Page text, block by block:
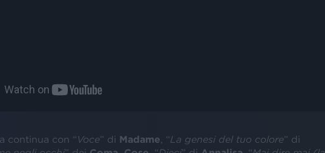
continua con “Voce” di Madame , “La genesi del tuo colore” di